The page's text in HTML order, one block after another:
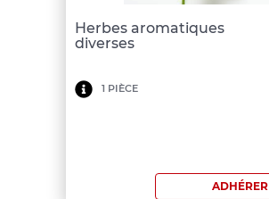
Herbes aromatiques
diverses
Minimum
1 PIÈCE
ADHÉRER